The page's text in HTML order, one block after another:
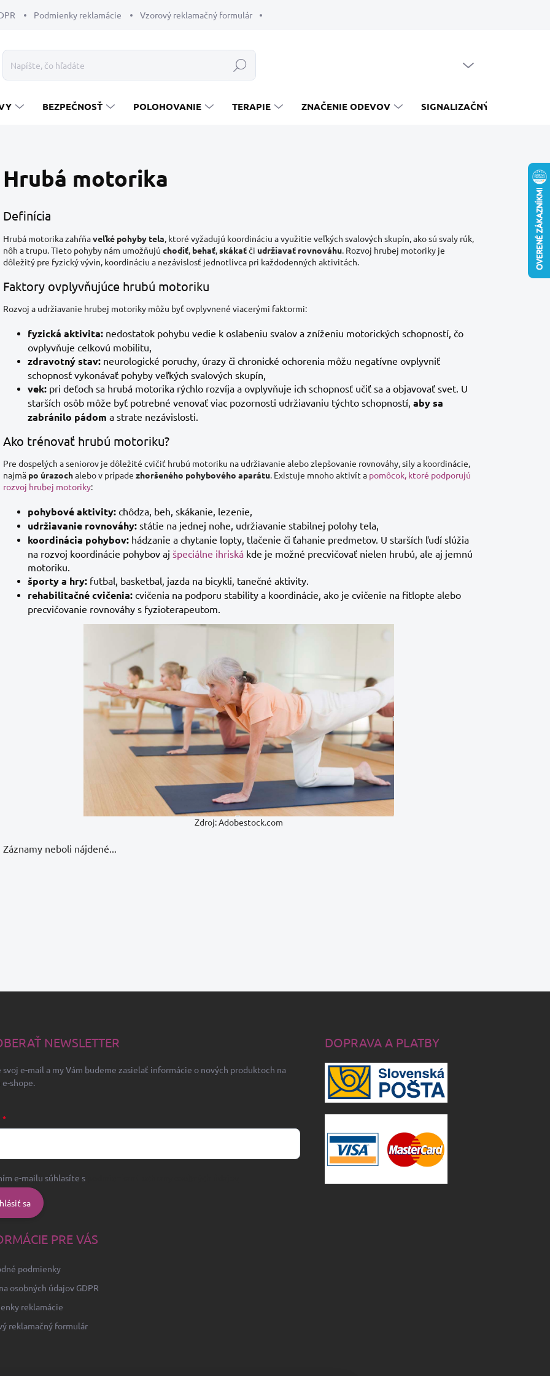
Podmienky reklamácie Vzorový reklamačný formulár
Hľadať
BEZPEČNOSŤ POLOHOVANIE TERAPIE ZNAČENIE ODEVOV SIGNALIZAČNÝ SYSTÉM
Hrubá motorika
Definícia
Hrubá motorika zahŕňaveľké pohyby tela , ktoré vyžadujú koordináciu a využitie veľkých svalových skupín, ako sú svaly rúk,
nôh a trupu. Tieto pohyby nám umožňujú chodiť behať skákaťči udržiavať rovnováhu . Rozvoj hrubej motoriky je
dôležitý pre fyzický vývin, koordináciu a nezávislosť jednotlivca pri každodenných aktivitách.
Faktory ovplyvňujúce hrubú motoriku
Rozvoj a udržiavanie hrubej motoriky môžu byť ovplyvnené viacerými faktormi:
fyzická aktivita: nedostatok pohybu vedie k oslabeniu svalov a zníženiu motorických schopností, čo
ovplyvňuje celkovú mobilitu,
zdravotný stav: neurologické poruchy, úrazy či chronické ochorenia môžu negatívne ovplyvniť
schopnosť vykonávať pohyby veľkých svalových skupín,
vek: pri deťoch sa hrubá motorika rýchlo rozvíja a ovplyvňuje ich schopnosť učiť sa a objavovať svet. U
starších osôb môže byť potrebné venovať viac pozornosti udržiavaniu týchto schopností, aby sa
zabránilo pádom a strate nezávislosti.
Ako trénovať hrubú motoriku?
Pre dospelých a seniorov je dôležité cvičiť hrubú motoriku na udržiavanie alebo zlepšovanie rovnováhy, sily a koordinácie,
najmä po úrazochalebo v prípade zhoršeného pohybového aparátu. Existuje mnoho aktivít a pomôcok, ktoré podporujú
rozvoj hrubej motoriky:
pohybové aktivity: chôdza, beh, skákanie, lezenie,
udržiavanie rovnováhy: státie na jednej nohe, udržiavanie stabilnej polohy tela,
koordinácia pohybov: hádzanie a chytanie lopty, tlačenie či ťahanie predmetov. U starších ľudí slúžia
na rozvoj koordinácie pohybov aj špeciálne ihriská kde je možné precvičovať nielen hrubú, ale aj jemnú
motoriku.
športy a hry: futbal, basketbal, jazda na bicykli, tanečné aktivity.
rehabilitačné cvičenia: cvičenia na podporu stability a koordinácie, ako je cvičenie na fitlopte alebo
precvičovanie rovnováhy s fyzioterapeutom.
Zdroj: Adobestock.com
Záznamy neboli nájdené...
NEWSLETTER
e-mail a my Vám budeme zasielať informácie o nových produktoch na
e-shope.
e-mailu súhlasíte s
sa
DOPRAVA A PLATBY
PRE VÁS
podmienky
osobných údajov GDPR
reklamácie
reklamačný formulár